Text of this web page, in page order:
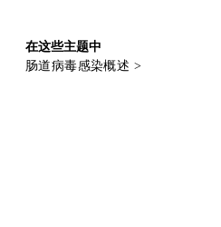
在这些主题中
肠道病毒感染概述 >